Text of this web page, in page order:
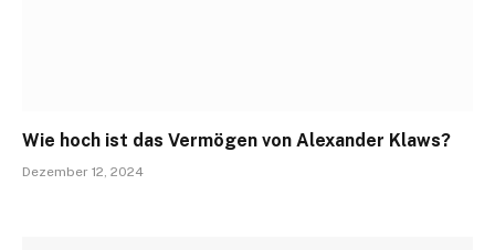
Wie hoch ist das Vermögen von Alexander Klaws?
Dezember 12, 2024